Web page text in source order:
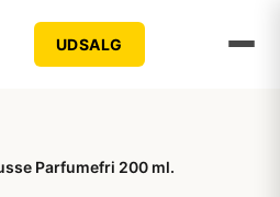
UDSALG
Parfumefri 200 ml.